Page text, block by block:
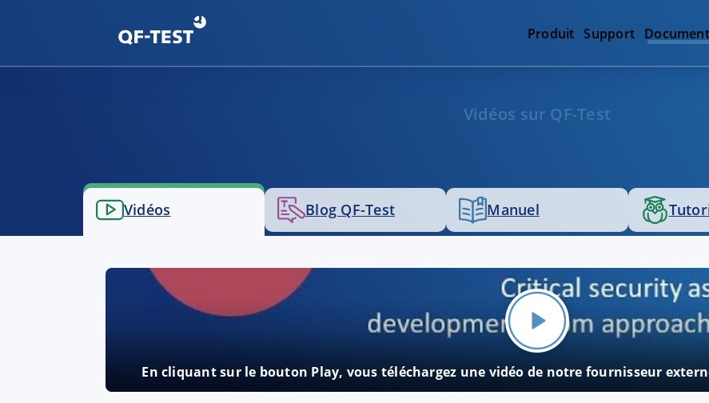
Produit Support
Vidéos sur QF-Test
Vidéos Blog QF-Test Manuel
En cliquant sur le bouton Play, vous téléchargez une vidéo de notre fournisseur